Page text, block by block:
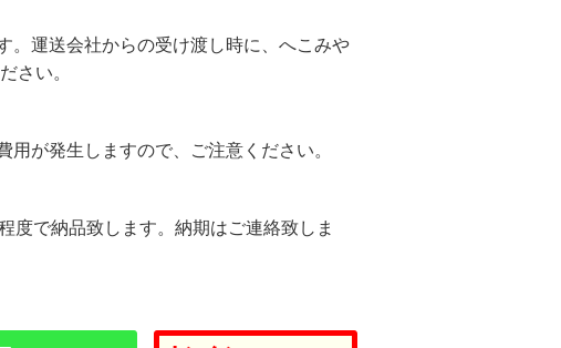
。運送会社からの受け渡し時に、へこみや
さい。
が発生しますので、ご注意ください。
度で納品致します。納期はご連絡致しま